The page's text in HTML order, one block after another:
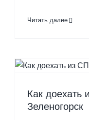
Читать далее
Как доехать
Зеленогорск